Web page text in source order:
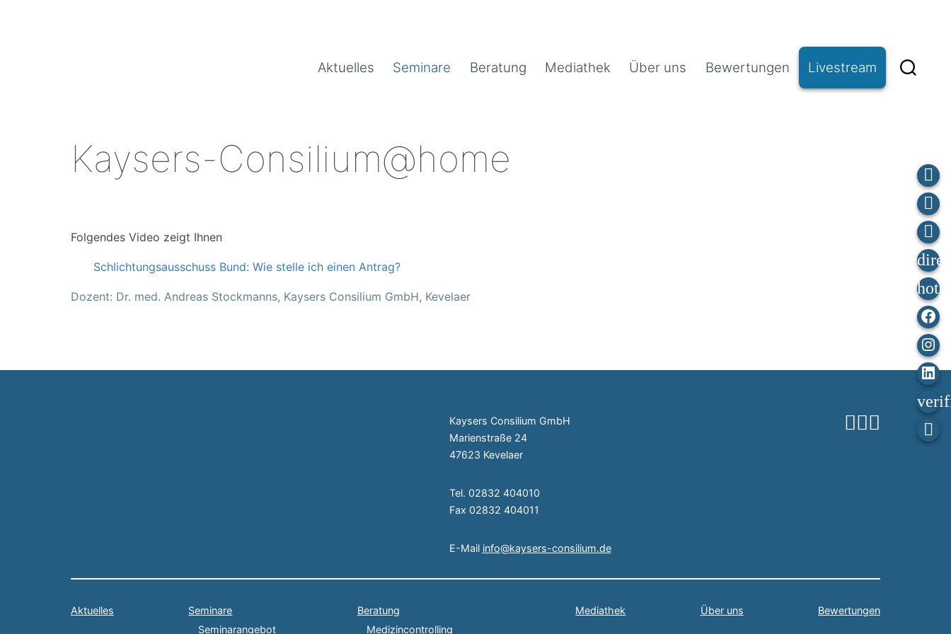
Aktuelles Seminare Beratung Mediathek Über uns Bewertungen Livestream
Kaysers-Consilium@home
Folgendes Video zeigt Ihnen
Schlichtungsausschuss Bund: Wie stelle ich einen Antrag?
Dozent: Dr. med. Andreas Stockmanns, Kaysers Consilium GmbH, Kevelaer
Kaysers Consilium GmbH
Marienstraße 24
47623 Kevelaer
Tel. 02832 404010
Fax 02832 404011
E-Mail info@kaysers-consilium.de
Aktuelles
Seminare
Seminarangebot
Beratung
Medizincontrolling
Mediathek Über uns Bewertungen
In